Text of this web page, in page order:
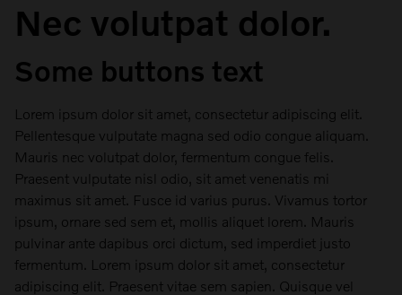
Nec volutpat dolor.
Some buttons text
Lorem ipsum dolor sit amet, consectetur adipiscing elit.
Pellentesque vulputate magna sed odio congue aliquam.
Mauris nec volutpat dolor, fermentum congue felis.
Praesent vulputate nisl odio, sit amet venenatis mi
maximus sit amet. Fusce id varius purus. Vivamus tortor
ipsum, ornare sed sem et, mollis aliquet lorem. Mauris
pulvinar ante dapibus orci dictum, sed imperdiet justo
fermentum. Lorem ipsum dolor sit amet, consectetur
adipiscing elit. Praesent vitae sem sapien. Quisque vel